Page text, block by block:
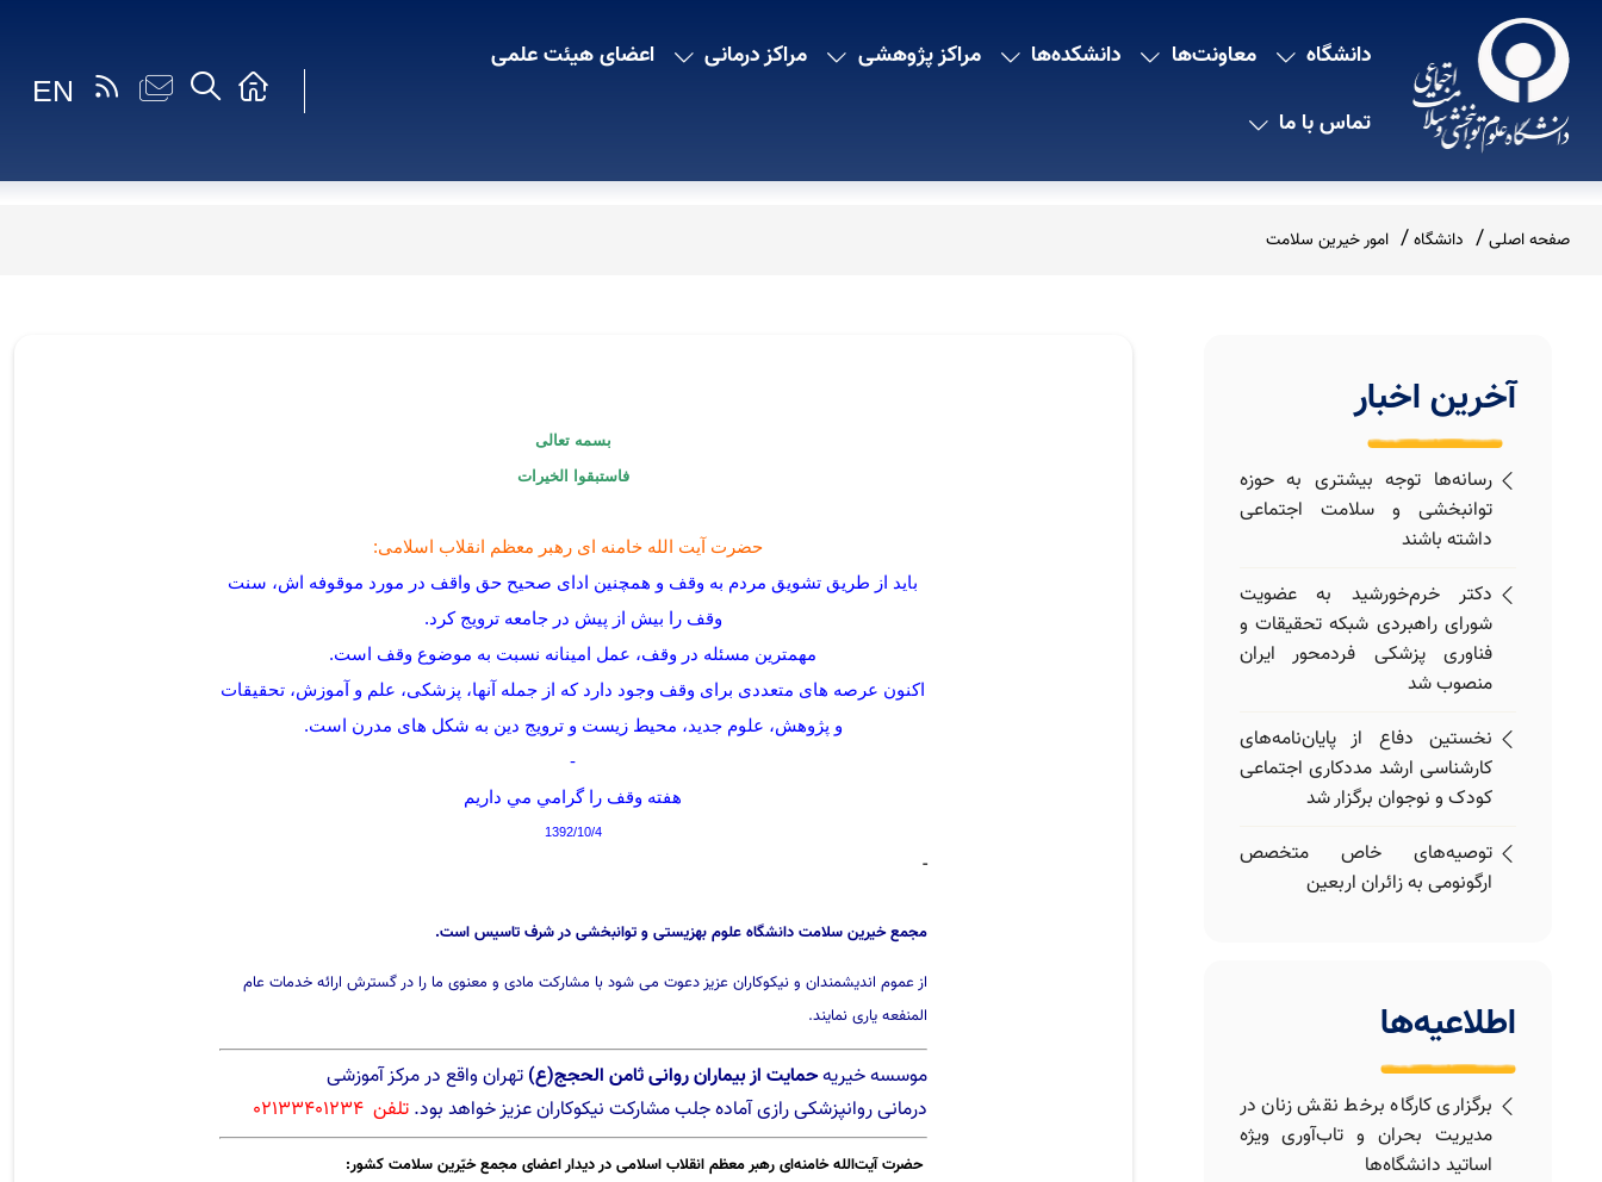
دانشگاه معاونت‌ها دانشکده‌ها مراکز پژوهشی مراکز درمانی اعضای هیئت علمی
تماس با ما
EN
صفحه اصلی دانشگاه امور خیرین سلامت
آخرین اخبار
رسانه‌ها توجه بیشتری به حوزه
توانبخشی و سلامت اجتماعی
داشته باشند
دکتر خرم‌خورشید به عضویت
شورای راهبردی شبکه تحقیقات و
فناوری پزشکی فردمحور ایران
منصوب شد
نخستین دفاع از پایان‌نامه‌های
کارشناسی ارشد مددکاری اجتماعی
کودک و نوجوان برگزار شد
توصیه‌های خاص متخصص
ارگونومی به زائران اربعین
اطلاعیه‌ها
برگزاری کارگاه برخط نقش زنان در
مدیریت بحران و تاب‌آوری ویژه
اساتید دانشگاه‌ها
بسمه تعالی
فاستبقوا الخیرات
حضرت آیت الله خامنه ای رهبر معظم انقلاب اسلامی:
باید از طریق تشویق مردم به وقف و همچنین ادای صحیح حق واقف در مورد موقوفه اش، سنت
وقف را بیش از پیش در جامعه ترویج کرد.
مهمترین مسئله در وقف، عمل امینانه نسبت به موضوع وقف است.
اکنون عرصه های متعددی برای وقف وجود دارد که از جمله آنها، پزشکی، علم و آموزش، تحقیقات
و پژوهش، علوم جدید، محیط زیست و ترویج دین به شکل های مدرن است.
-
هفته وقف را گرامي مي داريم
1392/10/4
-
مجمع خیرین سلامت دانشگاه علوم بهزیستی و توانبخشی در شرف تاسیس است.
از عموم اندیشمندان و نیکوکاران عزیز دعوت می شود با مشارکت مادی و معنوی ما را در گسترش ارائه خدماتعام
المنفعه یاری نمایند.
موسسه خیریهحمایت از بیماران روانی ثامن الحجج(ع) تهران واقع در مرکز آموزشی
درمانی روانپزشکی رازیآماده جلب مشارکت نیکوکاران عزیز خواهد بود.تلفن 02133401234
حضرت آیت‌الله خامنه‌ای رهبر معظم انقلاب اسلامی در دیدار اعضای مجمع خیّرین سلامت كشور: